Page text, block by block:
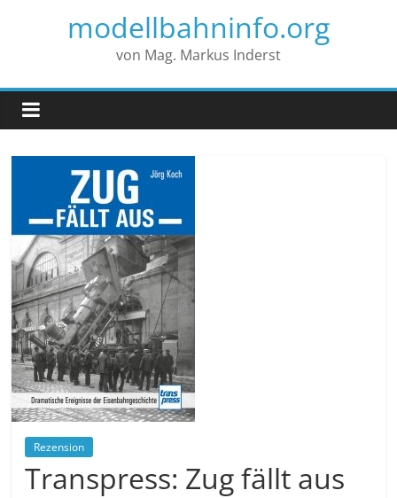
modellbahninfo.org
von Mag. Markus Inderst
Rezension
Transpress: Zug fällt aus